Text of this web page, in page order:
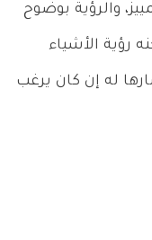
والرؤية بوضوح
رؤية الأشياء
له إن كان يرغب